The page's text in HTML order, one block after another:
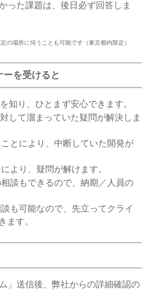
った課題は、後日必ず回答しま
の場所に伺うことも可能です（東京都内限定）
を受けると
知り、ひとまず安心できます。
して溜まっていた疑問が解決しま
とにより、中断していた開発が
より、疑問が解けます。
談もできるので、納期／人員の
も可能なので、先立ってクライ
ます。
」送信後、弊社からの詳細確認の